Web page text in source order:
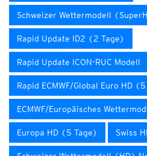
Schweizer Wettermodell
Rapid Update ID2 (2 Tage)
Rapid Update ICON-RUC Modell
Rapid ECMWF/Global Euro HD
ECMWF/Europäisches
Europa HD (5 Tage) Swiss